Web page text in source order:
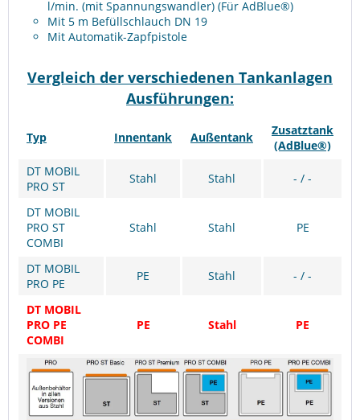
l/min. (mit Spannungswandler) (Für AdBlue®)
Mit 5 m Befüllschlauch DN 19
Mit Automatik-Zapfpistole
Vergleich der verschiedenen Tankanlagen
Ausführungen:
Typ Innentank Außentank
Zusatztank
(AdBlue®)
DT MOBIL
PRO ST
Stahl Stahl - / -
DT MOBIL
PRO ST
COMBI
Stahl Stahl PE
DT MOBIL
PRO PE
PE Stahl - / -
DT MOBIL
PRO PE
COMBI
PE Stahl PE